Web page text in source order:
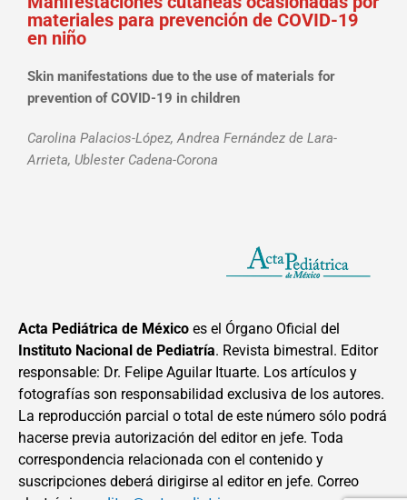
materiales para prevención de COVID-19
en niño
Skin manifestations due to the use of materials for
prevention of COVID-19 in children
Carolina Palacios-López, Andrea Fernández de Lara-
Arrieta, Ublester Cadena-Corona
Acta Pediátrica de México es el Órgano Oficial del
Instituto Nacional de Pediatría. Revista bimestral. Editor
responsable: Dr. Felipe Aguilar Ituarte. Los artículos y
fotografías son responsabilidad exclusiva de los autores.
La reproducción parcial o total de este número sólo podrá
hacerse previa autorización del editor en jefe. Toda
correspondencia relacionada con el contenido y
suscripciones deberá dirigirse al editor en jefe. Correo